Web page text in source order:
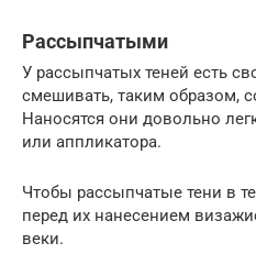
Рассыпчатыми
У рассыпчатых теней есть
смешивать, таким образом,
Наносятся они довольно
или аппликатора.
Чтобы рассыпчатые тени в
перед их нанесением
веки.